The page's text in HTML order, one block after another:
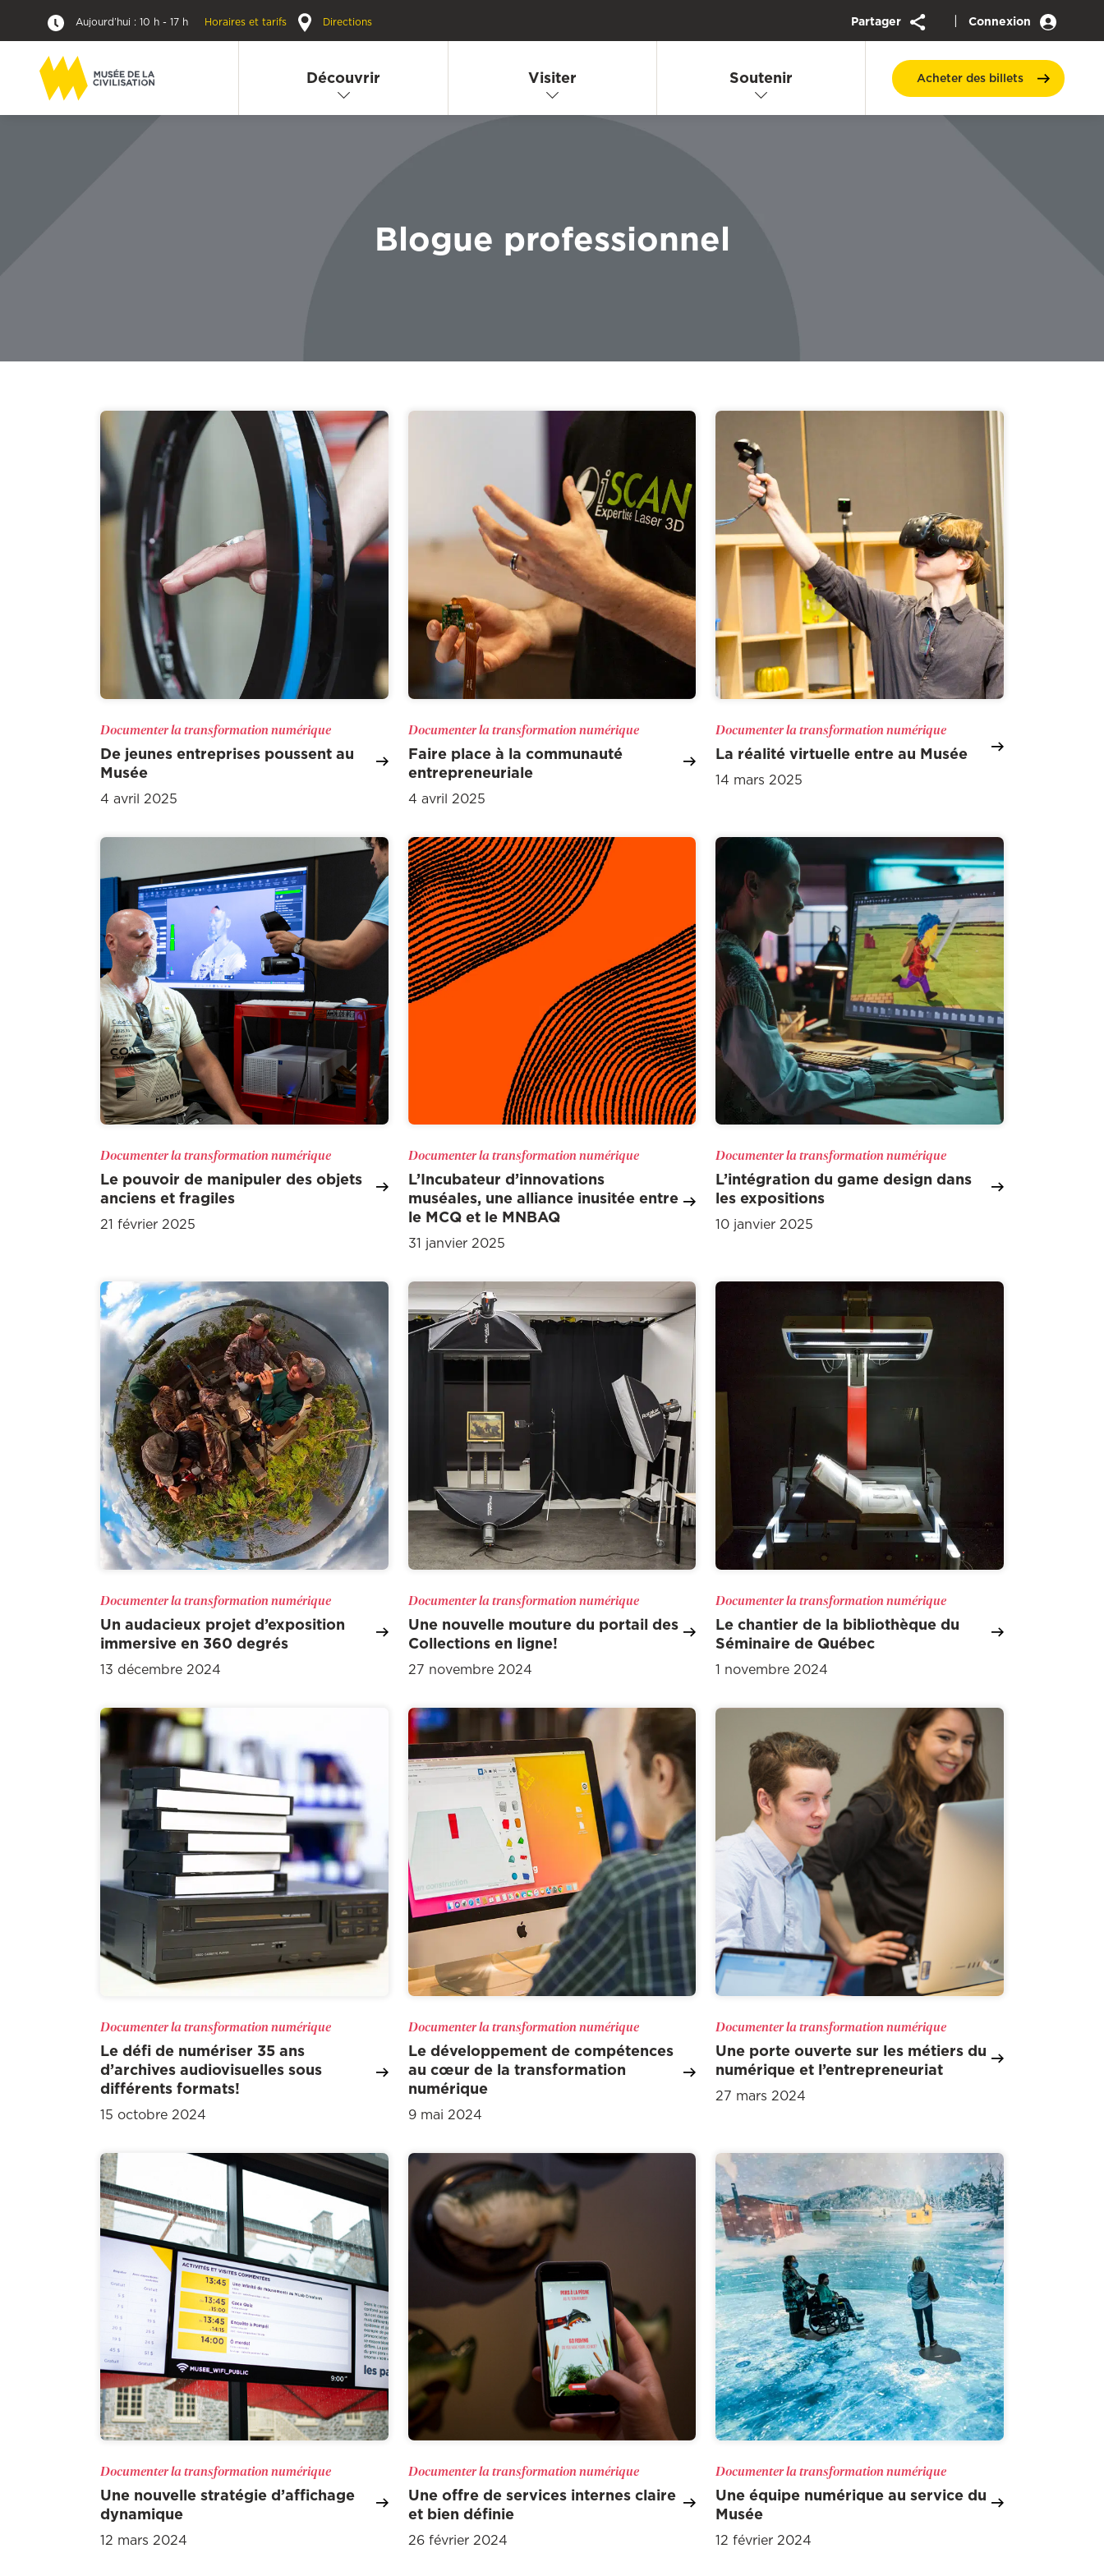
Aujourd’hui : 10 h - 17 h Horaires et tarifs Directions Partager | Connexion
Découvrir Visiter Soutenir Acheter desbillets
Blogue professionnel
Documenter la transformation numérique
De jeunes entreprises poussent au
Musée
4 avril 2025
Documenter la transformation numérique
Faire place à la communauté
entrepreneuriale
4 avril 2025
Documenter la transformation numérique
La réalité virtuelle entre au Musée
14 mars 2025
Documenter la transformation numérique
Le pouvoir de manipuler des objets
anciens et fragiles
21 février 2025
Documenter la transformation numérique
L’Incubateur d’innovations
muséales, une alliance inusitée entre
le MCQ et le MNBAQ
31 janvier 2025
Documenter la transformation numérique
L’intégration du game design dans
les expositions
10 janvier 2025
Documenter la transformation numérique
Un audacieux projet d’exposition
immersive en 360 degrés
13 décembre 2024
Documenter la transformation numérique
Une nouvelle mouture du portail des
Collections en ligne!
27 novembre 2024
Documenter la transformation numérique
Le chantier de la bibliothèque du
Séminaire de Québec
1 novembre 2024
Documenter la transformation numérique
Le défi de numériser 35 ans
d’archives audiovisuelles sous
différents formats!
15 octobre 2024
Documenter la transformation numérique
Le développement de compétences
au cœur de la transformation
numérique
9 mai 2024
Documenter la transformation numérique
Une porte ouverte sur les métiers du
numérique et l’entrepreneuriat
27 mars 2024
Documenter la transformation numérique
Une nouvelle stratégie d’affichage
dynamique
12 mars 2024
Documenter la transformation numérique
Une offre de services internes claire
et bien définie
26 février 2024
Documenter la transformation numérique
Une équipe numérique au service du
Musée
12 février 2024